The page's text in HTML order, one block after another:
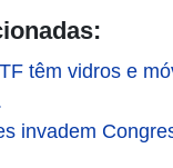
têm vidros e
invadem